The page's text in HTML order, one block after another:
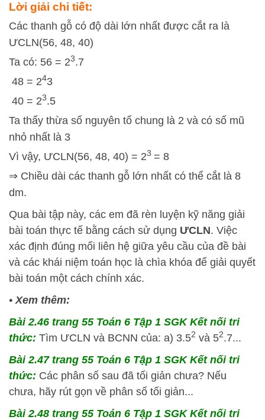
Lời giải chi tiết:
Các thanh gỗ có độ dài lớn nhất được cắt ra là
ƯCLN(56, 48, 40)
Ta có: 56 = 23.7
48 = 243
40 = 23.5
Ta thấy thừa số nguyên tố chung là 2 và có số mũ
nhỏ nhất là 3
Vì vậy, ƯCLN(56, 48, 40) = 23 = 8
⇒ Chiều dài các thanh gỗ lớn nhất có thể cắt là 8
dm.
Qua bài tập này, các em đã rèn luyện kỹ năng giải
bài toán thực tế bằng cách sử dụng ƯCLN. Việc
xác định đúng mối liên hệ giữa yêu cầu của đề bài
và các khái niệm toán học là chìa khóa để giải quyết
bài toán một cách chính xác.
•Xem thêm:
Bài 2.46 trang 55 Toán 6 Tập 1 SGK Kết nối tri
thức: Tìm ƯCLN và BCNN của: a) 3.52 và 52.7...
Bài 2.47 trang 55 Toán 6 Tập 1 SGK Kết nối tri
thức: Các phân số sau đã tối giản chưa? Nếu
chưa, hãy rút gọn về phân số tối giản...
Bài 2.48 trang 55 Toán 6 Tập 1 SGK Kết nối tri